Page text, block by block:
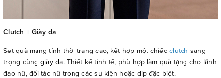
Clutch + Giày da
Set quà mang tính thời trang cao, kết hợp một chiếc clutch sang
trọng cùng giày da. Thiết kế tinh tế, phù hợp làm quà tặng cho lãnh
đạo nữ, đối tác nữ trong các sự kiện hoặc dịp đặc biệt.